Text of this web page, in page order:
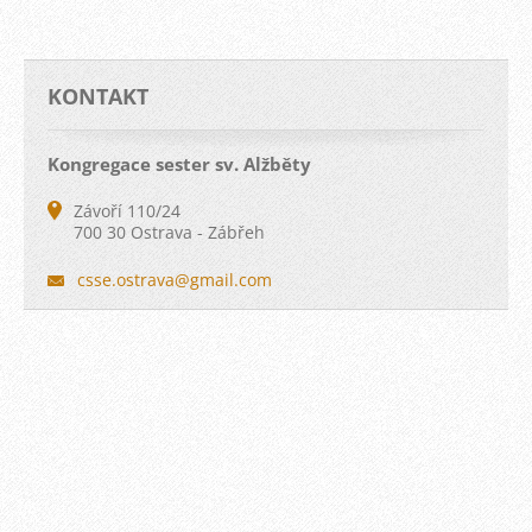
KONTAKT
Kongregace sester sv. Alžběty
Závoří 110/24
700 30 Ostrava - Zábřeh
csse.ostrava@gmail.com